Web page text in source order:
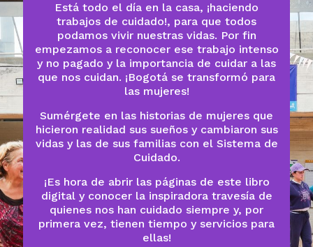
Está todo el día en la casa, ¡haciendo
trabajos de cuidado!, para que todos
podamos vivir nuestras vidas. Por fin
empezamos a reconocer ese trabajo intenso
y no pagado y la importancia de cuidar a las
que nos cuidan. ¡Bogotá se transformó para
las mujeres!
Sumérgete en las historias de mujeres que
hicieron realidad sus sueños y cambiaron sus
vidas y las de sus familias con el Sistema de
Cuidado.
¡Es hora de abrir las páginas de este libro
digital y conocer la inspiradora travesía de
quienes nos han cuidado siempre y, por
primera vez, tienen tiempo y servicios para
ellas!